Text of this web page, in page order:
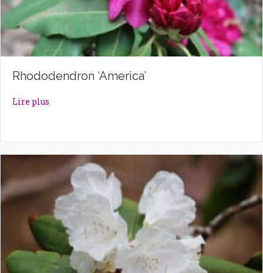
Rhododendron ‘America’
Lire plus